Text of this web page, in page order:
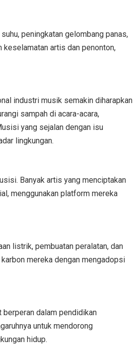
peningkatan gelombang panas,
keselamatan artis dan penonton,
industri musik semakin diharapkan
sampah di acara-acara,
yang sejalan dengan isu
lingkungan.
Banyak artis yang menciptakan
menggunakan platform mereka
listrik, pembuatan peralatan, dan
mereka dengan mengadopsi
dalam pendidikan
untuk mendorong
hidup.